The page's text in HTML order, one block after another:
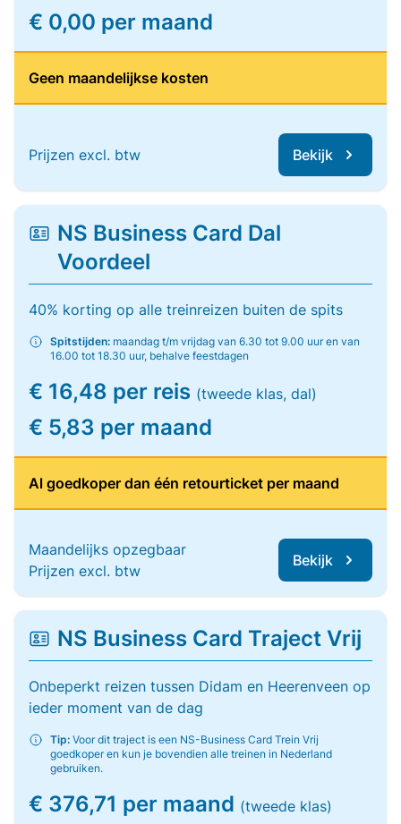
€ 0,00 per maand
Geen maandelijkse kosten
Prijzen excl. btw Bekijk
NS Business Card Dal
Voordeel
40% korting op alle treinreizen buiten de spits
Spitstijden: maandag t/m vrijdag van 6.30 tot 9.00 uur en van
16.00 tot 18.30 uur, behalve feestdagen
€ 16,48 per reis (tweede klas, dal)
€ 5,83 per maand
Al goedkoper dan één retourticket per maand
Maandelijks opzegbaar
Prijzen excl. btw
Bekijk
NS Business Card Traject Vrij
Onbeperkt reizen tussen Didam en Heerenveen op
ieder moment van de dag
Tip: Voor dit traject is een NS-Business Card Trein Vrij
goedkoper en kun je bovendien alle treinen in Nederland
gebruiken.
€ 376,71 per maand (tweede klas)